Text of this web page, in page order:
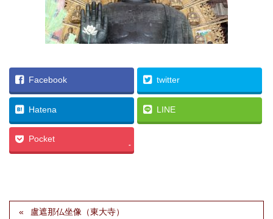
Facebook twitter
Hatena LINE
Pocket
-
盧遮那仏坐像（東大寺）